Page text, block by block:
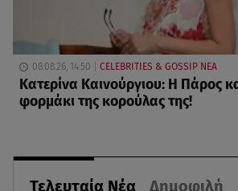
Τελευταία Νέα Δημοφιλή
08.08.26, 14:50 CELEBRITIES & GOSSIP ΝΕΑ
Κατερίνα Καινούργιου: Η Πάρος
φορμάκι της κορούλας της!